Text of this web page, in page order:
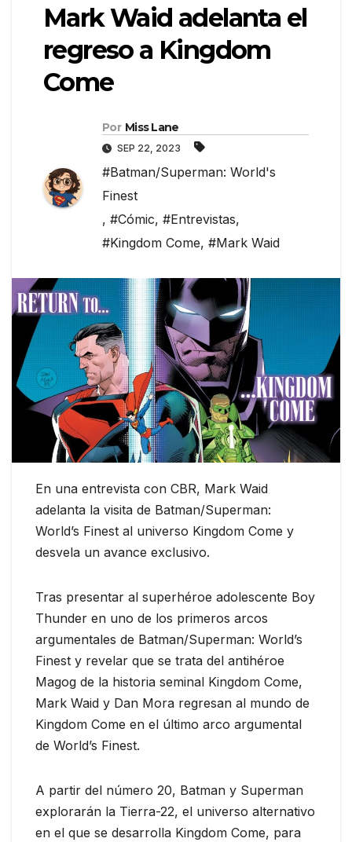
Mark Waid adelanta el
regreso a Kingdom
Come
Por Miss Lane
SEP 22, 2023
#Batman/Superman: World's
Finest
, #Cómic, #Entrevistas,
#Kingdom Come, #Mark Waid
En una entrevista con CBR, Mark Waid
adelanta la visita de Batman/Superman:
World’s Finest al universo Kingdom Come y
desvela un avance exclusivo.
Tras presentar al superhéroe adolescente Boy
Thunder en uno de los primeros arcos
argumentales de Batman/Superman: World’s
Finest y revelar que se trata del antihéroe
Magog de la historia seminal Kingdom Come,
Mark Waid y Dan Mora regresan al mundo de
Kingdom Come en el último arco argumental
de World’s Finest.
A partir del número 20, Batman y Superman
explorarán la Tierra-22, el universo alternativo
en el que se desarrolla Kingdom Come, para